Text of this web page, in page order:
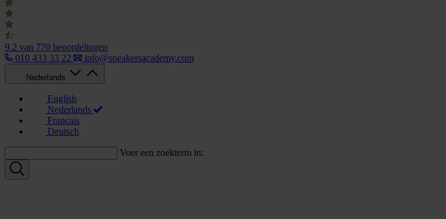
9.2 van 770 beoordelingen
010 433 33 22
info@speakersacademy.com
Nederlands
English
Nederlands
Français
Deutsch
Voer een zoekterm in: